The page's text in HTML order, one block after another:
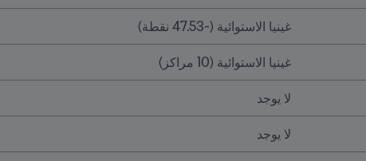
غينيا الاستوائية (-47.53 نقطة)
غينيا الاستوائية (10 مراكز)
لا يوجد
لا يوجد